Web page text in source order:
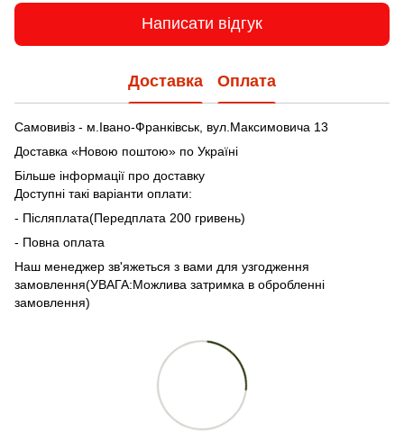
Написати відгук
Доставка Оплата
Самовивіз - м.Івано-Франківськ, вул.Максимовича 13
Доставка «Новою поштою» по Україні
Більше інформації про доставку
Доступні такі варіанти оплати:
- Післяплата(Передплата 200 гривень)
- Повна оплата
Наш менеджер зв'яжеться з вами для узгодження
замовлення(УВАГА:Можлива затримка в обробленні
замовлення)